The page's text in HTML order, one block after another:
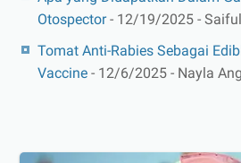
Otospector- 12/19/2025 -
Tomat Anti-Rabies Sebagai
Vaccine - 12/6/2025 - Nayla